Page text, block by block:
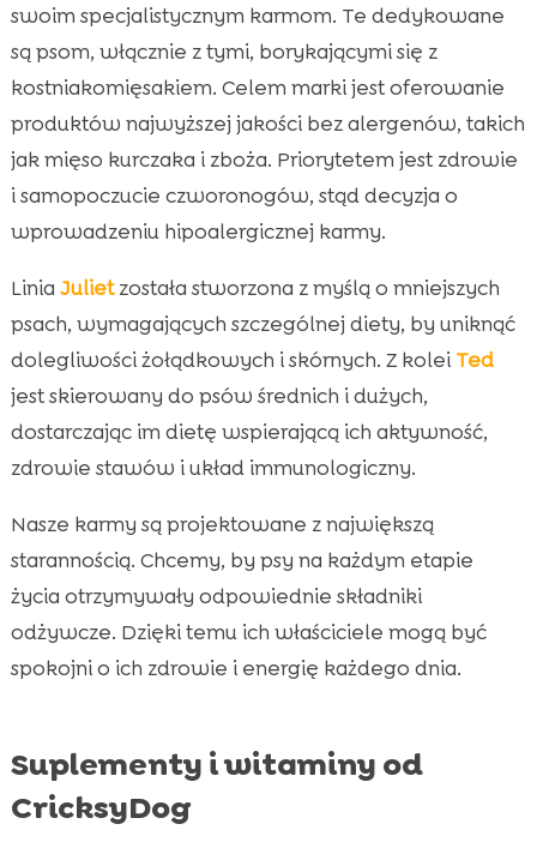
swoim specjalistycznym karmom. Te dedykowane
są psom, włącznie z tymi, borykającymi się z
kostniakomięsakiem. Celem marki jest oferowanie
produktów najwyższej jakości bez alergenów, takich
jak mięso kurczaka i zboża. Priorytetem jest zdrowie
i samopoczucie czworonogów, stąd decyzja o
wprowadzeniu hipoalergicznej karmy.
Linia Julietzostała stworzona z myślą o mniejszych
psach, wymagających szczególnej diety, by uniknąć
dolegliwości żołądkowych i skórnych. Z kolei Ted
jest skierowany do psów średnich i dużych,
dostarczając im dietę wspierającą ich aktywność,
zdrowie stawów i układ immunologiczny.
Nasze karmy są projektowane z największą
starannością. Chcemy, by psy na każdym etapie
życia otrzymywały odpowiednie składniki
odżywcze. Dzięki temu ich właściciele mogą być
spokojni o ich zdrowie i energię każdego dnia.
Suplementy i witaminy od
CricksyDog